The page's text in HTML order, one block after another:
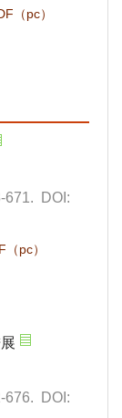
671. DOI:
676. DOI: